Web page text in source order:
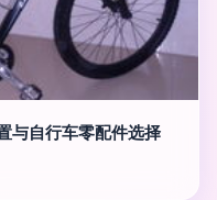
与自行车零配件选择